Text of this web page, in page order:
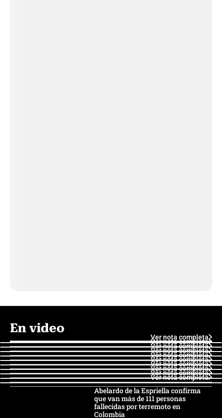
En video
Ver nota completa
Ver nota completa
Ver nota completa
Ver nota completa
Ver nota completa
Ver nota completa
Ver nota completa
Ver nota completa
Ver nota completa
Ver nota completa
Abelardo de la Espriella confirma
que van más de 111 personas
fallecidas por terremoto en
Colombia